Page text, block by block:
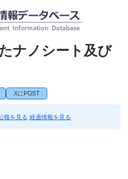
ナノシート及び
XにPOST
報を見る 経過情報を見る